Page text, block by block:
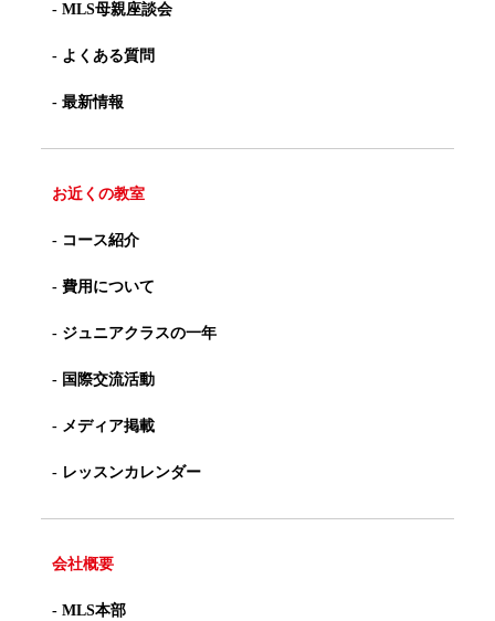
- MLS母親座談会
- よくある質問
- 最新情報
お近くの教室
- コース紹介
- 費用について
- ジュニアクラスの一年
- 国際交流活動
- メディア掲載
- レッスンカレンダー
会社概要
- MLS本部